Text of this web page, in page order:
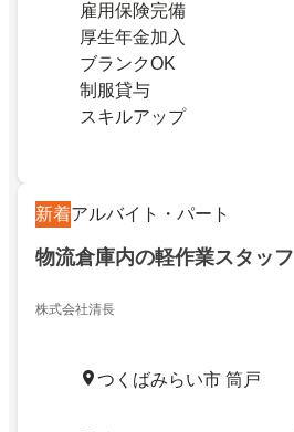
雇用保険完備
厚生年金加入
ブランクOK
制服貸与
スキルアップ
新着アルバイト・パート
物流倉庫内の軽作業スタッフ
株式会社清長
つくばみらい市 筒戸